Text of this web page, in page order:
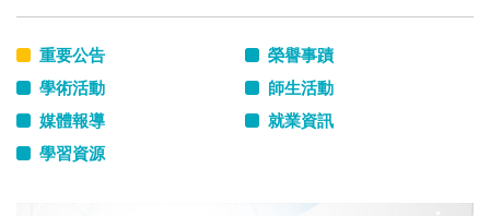
重要公告
榮譽事蹟
學術活動
師生活動
媒體報導
就業資訊
學習資源